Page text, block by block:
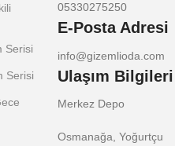
Serisi
Serisi
05330275250
E-Posta Adresi
info@gizemlioda.com
Ulaşım Bilgileri
Merkez Depo
Osmanağa, Yoğurtçu